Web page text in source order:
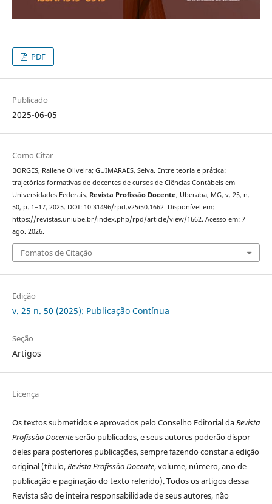
PDF
Publicado
2025-06-05
Como Citar
BORGES, Railene Oliveira; GUIMARAES, Selva. Entre teoria e prática:
trajetórias formativas de docentes de cursos de Ciências Contábeis em
Universidades Federais. Revista Profissão Docente, Uberaba, MG, v. 25, n.
50, p. 1–17, 2025. DOI: 10.31496/rpd.v25i50.1662. Disponível em:
https://revistas.uniube.br/index.php/rpd/article/view/1662. Acesso em: 7
ago. 2026.
Fomatos de Citação
Edição
v. 25 n. 50 (2025): Publicação Contínua
Seção
Artigos
Licença
Os textos submetidos e aprovados pelo Conselho Editorial daRevista
Profissão Docenteserão publicados, e seus autores poderão dispor
deles para posteriores publicações, sempre fazendo constar a edição
original (título,Revista Profissão Docente, volume, número, ano de
publicação e paginação do texto referido). Todos os artigos dessa
Revista são de inteira responsabilidade de seus autores, não